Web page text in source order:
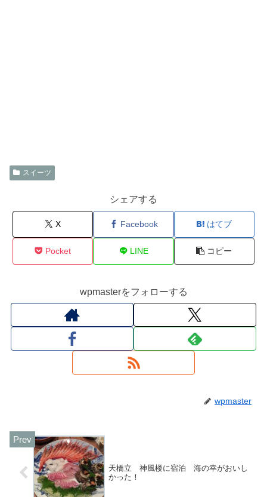
スイーツ
シェアする
X Facebook はてブ
Pocket LINE コピー
wpmasterをフォローする
wpmaster
天橋立 神風楼に宿泊 海の幸がおいし
かった！